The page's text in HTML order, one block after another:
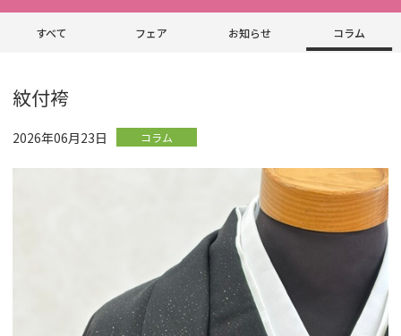
すべて フェア お知らせ コラム
紋付袴
2026年06月23日 コラム